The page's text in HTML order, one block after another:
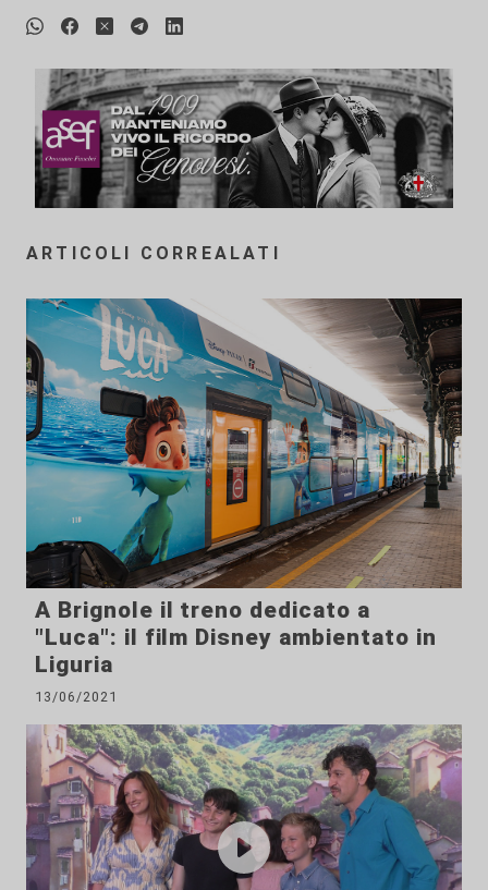
ARTICOLI CORREALATI
A Brignole il treno dedicato a
"Luca": il film Disney ambientato in
Liguria
13/06/2021